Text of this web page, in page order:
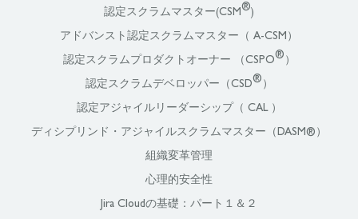
認定スクラムマスター(CSM®)
アドバンスト認定スクラムマスター（ A-CSM）
認定スクラムプロダクトオーナー （CSPO® ）
認定スクラムデベロッパー（CSD® ）
認定アジャイルリーダーシップ（ CAL ）
ディシプリンド・アジャイルスクラムマスター（DASM®）
組織変革管理
心理的安全性
Jira Cloudの基礎：パート１＆２